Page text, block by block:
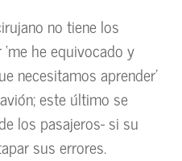
no tiene los
he equivocado y
necesitamos aprender’
este último se
los pasajeros- si su
sus errores.